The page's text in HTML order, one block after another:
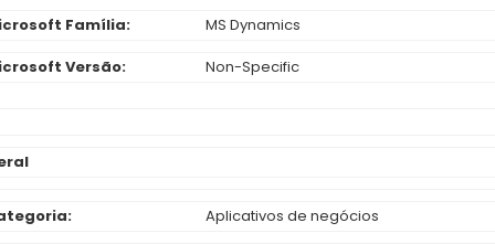
Família:
MS Dynamics
Versão:
Non-Specific
Aplicativos de negócios